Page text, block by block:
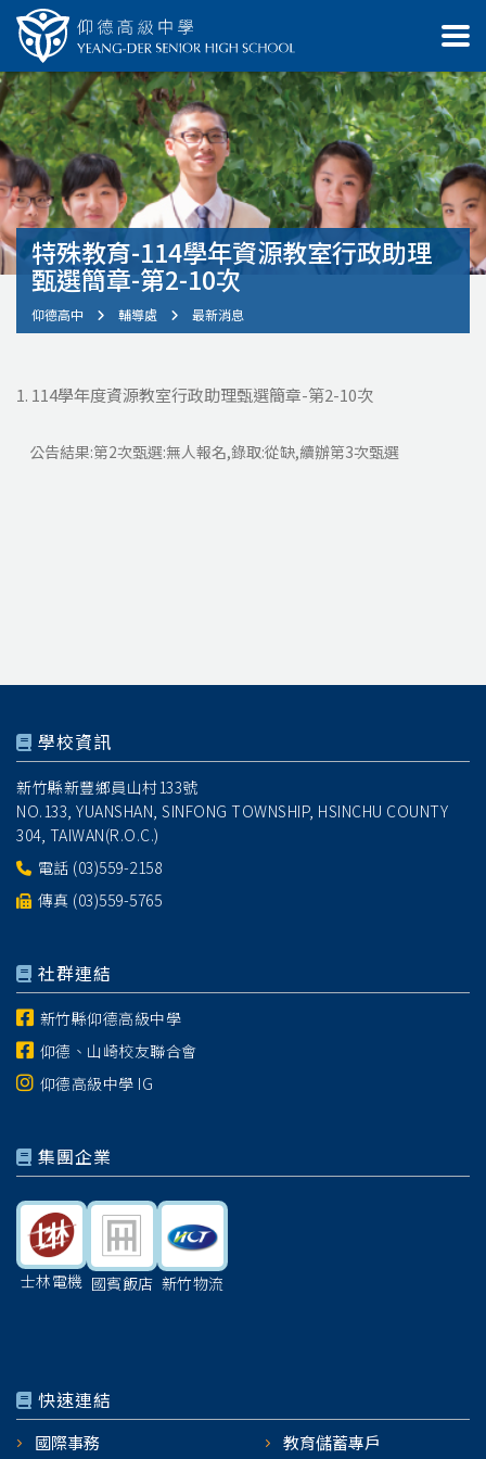
特殊教育-114學年資源教室行政助理
甄選簡章-第2-10次
仰德高中 輔導處 最新消息
1. 114學年度資源教室行政助理甄選簡章-第2-10次
公告結果:第2次甄選:無人報名,錄取:從缺,續辦第3次甄選
學校資訊
新竹縣新豐鄉員山村133號
NO.133, YUANSHAN, SINFONG TOWNSHIP, HSINCHU COUNTY
304, TAIWAN(R.O.C.)
電話 (03)559-2158
傳真 (03)559-5765
社群連結
新竹縣仰德高級中學
仰德、山崎校友聯合會
仰德高級中學 IG
集團企業
士林電機 國賓飯店 新竹物流
快速連結
國際事務 教育儲蓄專戶